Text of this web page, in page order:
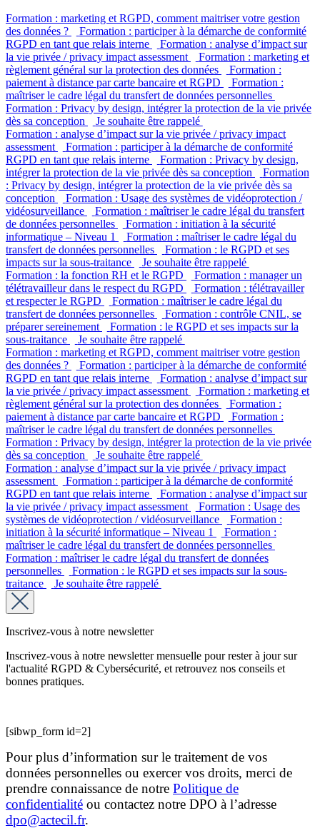
Formation : marketing et RGPD, comment maitriser votre gestion
des données ?
Formation : participer à la démarche de conformité
RGPD en tant que relais interne
Formation : analyse d’impact sur
la vie privée / privacy impact assessment
Formation : marketing et
règlement général sur la protection des données
Formation :
paiement à distance par carte bancaire et RGPD
Formation :
maîtriser le cadre légal du transfert de données personnelles
Formation : Privacy by design, intégrer la protection de la vie privée
dès sa conception
Je souhaite être rappelé
Formation : analyse d’impact sur la vie privée / privacy impact
assessment
Formation : participer à la démarche de conformité
RGPD en tant que relais interne
Formation : Privacy by design,
intégrer la protection de la vie privée dès sa conception
Formation
: Privacy by design, intégrer la protection de la vie privée dès sa
conception
Formation : Usage des systèmes de vidéoprotection /
vidéosurveillance
Formation : maîtriser le cadre légal du transfert
de données personnelles
Formation : initiation à la sécurité
informatique – Niveau 1
Formation : maîtriser le cadre légal du
transfert de données personnelles
Formation : le RGPD et ses
impacts sur la sous-traitance
Je souhaite être rappelé
Formation : la fonction RH et le RGPD
Formation : manager un
télétravailleur dans le respect du RGPD
Formation : télétravailler
et respecter le RGPD
Formation : maîtriser le cadre légal du
transfert de données personnelles
Formation : contrôle CNIL, se
préparer sereinement
Formation : le RGPD et ses impacts sur la
sous-traitance
Je souhaite être rappelé
Formation : marketing et RGPD, comment maitriser votre gestion
des données ?
Formation : participer à la démarche de conformité
RGPD en tant que relais interne
Formation : analyse d’impact sur
la vie privée / privacy impact assessment
Formation : marketing et
règlement général sur la protection des données
Formation :
paiement à distance par carte bancaire et RGPD
Formation :
maîtriser le cadre légal du transfert de données personnelles
Formation : Privacy by design, intégrer la protection de la vie privée
dès sa conception
Je souhaite être rappelé
Formation : analyse d’impact sur la vie privée / privacy impact
assessment
Formation : participer à la démarche de conformité
RGPD en tant que relais interne
Formation : analyse d’impact sur
la vie privée / privacy impact assessment
Formation : Usage des
systèmes de vidéoprotection / vidéosurveillance
Formation :
initiation à la sécurité informatique – Niveau 1
Formation :
maîtriser le cadre légal du transfert de données personnelles
Formation : maîtriser le cadre légal du transfert de données
personnelles
Formation : le RGPD et ses impacts sur la sous-
traitance
Je souhaite être rappelé
Inscrivez-vous à notre newsletter
Inscrivez-vous à notre newsletter mensuelle pour rester à jour sur
l'actualité RGPD & Cybersécurité, et retrouvez nos conseils et
bonnes pratiques.
[sibwp_form id=2]
Pour plus d’information sur le traitement de vos
données personnelles ou exercer vos droits, merci de
prendre connaissance de notre Politique de
confidentialité ou contactez notre DPO à l’adresse
dpo@actecil.fr.